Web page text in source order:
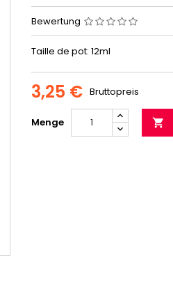
Bewertung
Taille de pot: 12ml
3,25 € Bruttopreis
Menge 